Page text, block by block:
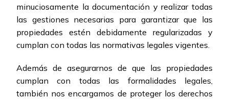
minuciosamente la documentación y realizar todas
las gestiones necesarias para garantizar que las
propiedades estén debidamente regularizadas y
cumplan con todas las normativas legales vigentes.
Además de asegurarnos de que las propiedades
cumplan con todas las formalidades legales,
también nos encargamos de proteger los derechos